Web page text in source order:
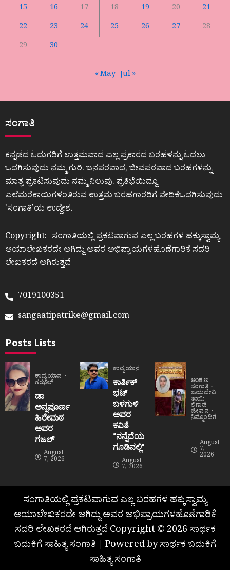
15
16 17 18 19 20
21
22
23 24 25 26 27
28
29
30
« May Jul »
ಸಂಗಾತಿ
ಕನ್ನಡದ ಓದುಗರಿಗೆ ಉತ್ತಮವಾದ ಎಲ್ಲ ಪ್ರಕಾರದ ಬರಹಳನ್ನು ಓದಲು
ಒದಗಿಸುವುದು ನಮ್ಮ ಗುರಿ. ಜನಪರವಾದ, ಜೀವಪರವಾದ ಬರಹಗಳನ್ನು
ಮಾತ್ರ ಪ್ರಕಟಿಸುವುದು ನಮ್ಮ ನಿಲುವು. ಪ್ರತಿಭೆಯಿದ್ದೂ
ಎಲೆಮರೆಕಾಯಿಗಳಂತಿರುವ ಉತ್ತಮ ಬರಹಗಾರರಿಗೆ ವೇದಿಕೆಒದಗಿಸುವುದು
ʼಸಂಗಾತಿʼಯ ಉದ್ದೇಶ.
Copyright:- ಸಂಗಾತಿಯಲ್ಲಿ ಪ್ರಕಟವಾಗುವ ಎಲ್ಲ ಬರಹಗಳ ಹಕ್ಕುಸ್ವಾಮ್ಯ
ಆಯಾಲೇಖಕರದೇ ಆಗಿದ್ದು ಅವರ ಅಭಿಪ್ರಾಯಗಳಹೊಣೆಗಾರಿಕೆ ಸದರಿ
ಲೇಖಕರದೆ ಆಗಿರುತ್ತದೆ
7019100351
sangaatipatrike@gmail.com
Posts Lists
ಕಾವ್ಯಯಾನ
ಗಝಲ್
ಡಾ
ಅನ್ನಪೂರ್ಣ
ಹಿರೇಮಠ
ಅವರ
ಗಜಲ್
August
7, 2026
ಕಾವ್ಯಯಾನ
ಕಾರ್ತಿಕ್
ಭಟ್
ಬಳಗುಳಿ
ಅವರ
ಕವಿತೆ
“ನನ್ನೆದೆಯ
ಗೂಡಿನಲ್ಲಿ”
August
7, 2026
ಅಂಕಣ
ಸಂಗಾತಿ
ಜಯದೇವಿ
ತಾಯಿ
ಲಿಗಾಡೆ
ಜೀವನ
ನಿಮ್ಮೊಂದಿಗೆ
August
7,
2026
ಸಂಗಾತಿಯಲ್ಲಿ ಪ್ರಕಟವಾಗುವ ಎಲ್ಲ ಬರಹಗಳ ಹಕ್ಕುಸ್ವಾಮ್ಯ
ಆಯಾಲೇಖಕರದೇ ಆಗಿದ್ದು ಅವರ ಅಭಿಪ್ರಾಯಗಳಹೊಣೆಗಾರಿಕೆ
ಸದರಿ ಲೇಖಕರದೆ ಆಗಿರುತ್ತದೆ Copyright © 2026 ಸಾರ್ಥಕ
ಬದುಕಿಗೆ ಸಾಹಿತ್ಯ ಸಂಗಾತಿ | Powered by ಸಾರ್ಥಕ ಬದುಕಿಗೆ
ಸಾಹಿತ್ಯ ಸಂಗಾತಿ